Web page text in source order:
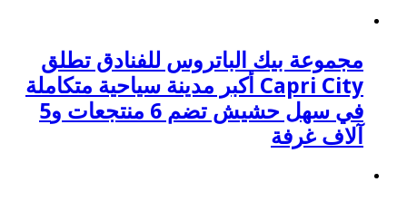
مجموعة بيك الباتروس للفنادق تطلق
Capri City أكبر مدينة سياحية متكاملة
في سهل حشيش تضم 6 منتجعات و5
آلاف غرفة